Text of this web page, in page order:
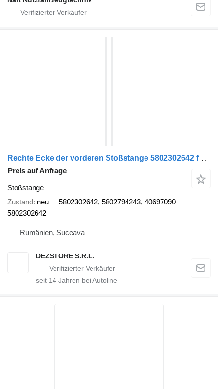
Rechte Ecke der vorderen Stoßstange 5802302642 für IVECO S-WAY Sattelzugmaschine
Preis auf Anfrage
Stoßstange
Zustand neu
5802302642, 5802794243, 40697090
5802302642
Rumänien, Suceava
DEZSTORE S.R.L.
seit 14 Jahren bei Autoline